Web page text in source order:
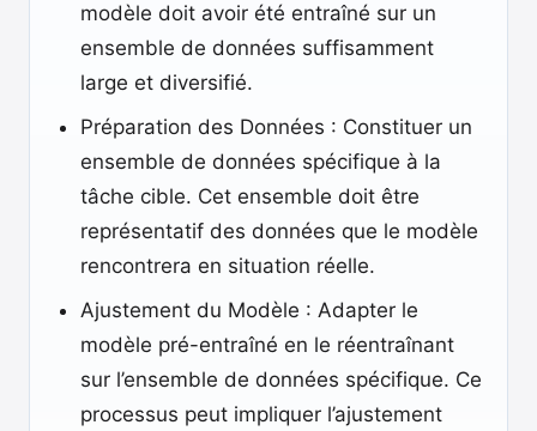
modèle doit avoir été entraîné sur un
ensemble de données suffisamment
large et diversifié.
Préparation des Données : Constituer un
ensemble de données spécifique à la
tâche cible. Cet ensemble doit être
représentatif des données que le modèle
rencontrera en situation réelle.
Ajustement du Modèle : Adapter le
modèle pré-entraîné en le réentraînant
sur l’ensemble de données spécifique. Ce
processus peut impliquer l’ajustement